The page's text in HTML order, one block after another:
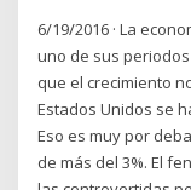
6/19/2016 · La
uno de sus
que el crecimiento
Estados Unidos se
Eso es muy por
de más del 3%. El